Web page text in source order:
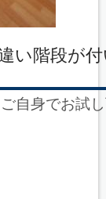
い階段が
自身でお試